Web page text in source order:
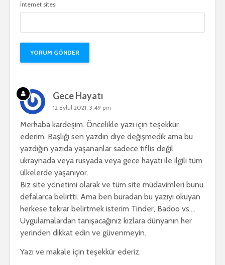
İnternet sitesi
Gece Hayatı
12 Eylül 2021, 3:49 pm
Merhaba kardeşim. Öncelikle yazı için teşekkür
ederim. Başlığı sen yazdın diye değişmedik ama bu
yazdığın yazıda yaşananlar sadece tiflis değil
ukraynada veya rusyada veya gece hayatı ile ilgili tüm
ülkelerde yaşanıyor.
Biz site yönetimi olarak ve tüm site müdavimleri bunu
defalarca belirtti. Ama ben buradan bu yazıyı okuyan
herkese tekrar belirtmek isterim Tinder, Badoo vs….
Uygulamalardan tanışacağınız kızlara dünyanın her
yerinden dikkat edin ve güvenmeyin.
Yazı ve makale için teşekkür ederiz.